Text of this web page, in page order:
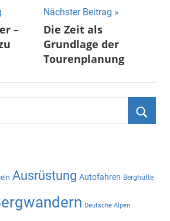
–
Nächster Beitrag
Die Zeit als
Grundlage der
Tourenplanung
Ausrüstung Autofahren Berghütte
Deutsche Alpen